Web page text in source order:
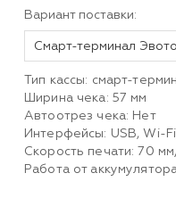
Вариант поставки:
Смарт-терминал
Тип кассы: смарт-
Ширина чека: 57 мм
Автоотрез чека: Нет
Интерфейсы: USB, Wi-
Скорость печати: 70
Работа от